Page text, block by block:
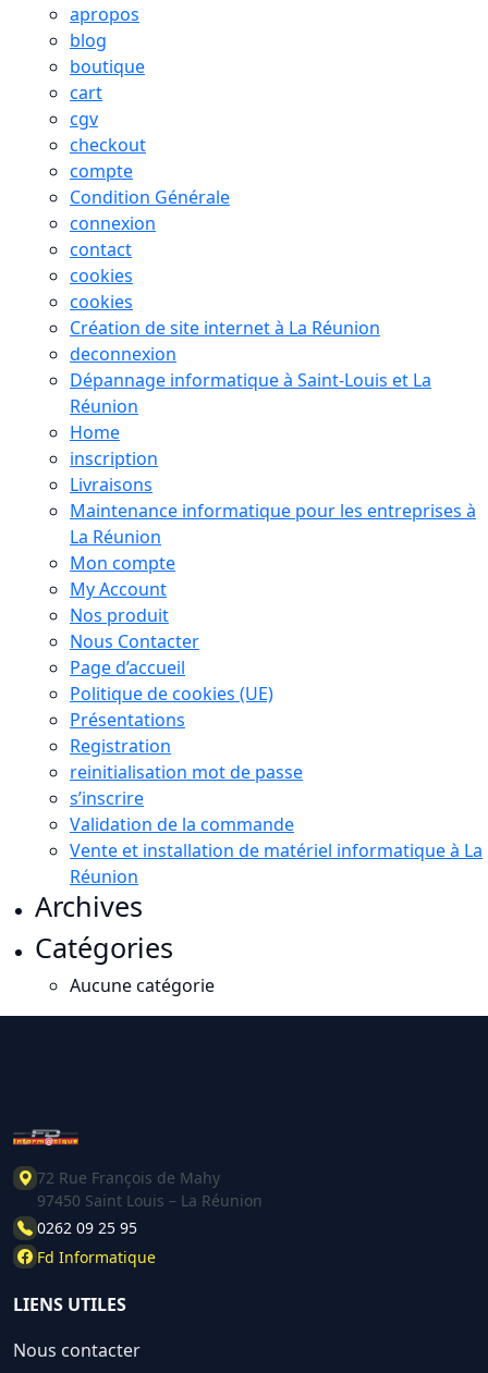
apropos
blog
boutique
cart
cgv
checkout
compte
Condition Générale
connexion
contact
cookies
cookies
Création de site internet à La Réunion
deconnexion
Dépannage informatique à Saint-Louis et La
Réunion
Home
inscription
Livraisons
Maintenance informatique pour les entreprises à
La Réunion
Mon compte
My Account
Nos produit
Nous Contacter
Page d’accueil
Politique de cookies (UE)
Présentations
Registration
reinitialisation mot de passe
s’inscrire
Validation de la commande
Vente et installation de matériel informatique à La
Réunion
Archives
Catégories
Aucune catégorie
72 Rue François de Mahy
97450 Saint Louis – La Réunion
0262 09 25 95
Fd Informatique
LIENS UTILES
Nous contacter